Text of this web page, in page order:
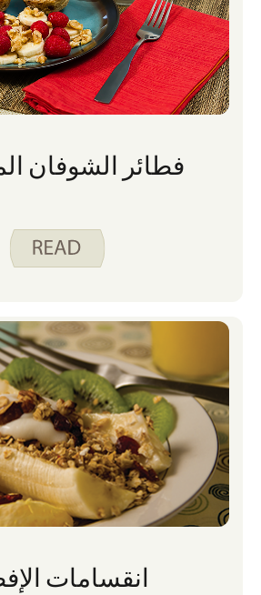
فطائر الشوفان
انقسامات